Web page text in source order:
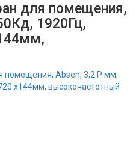
для помещения,
1920Гц,